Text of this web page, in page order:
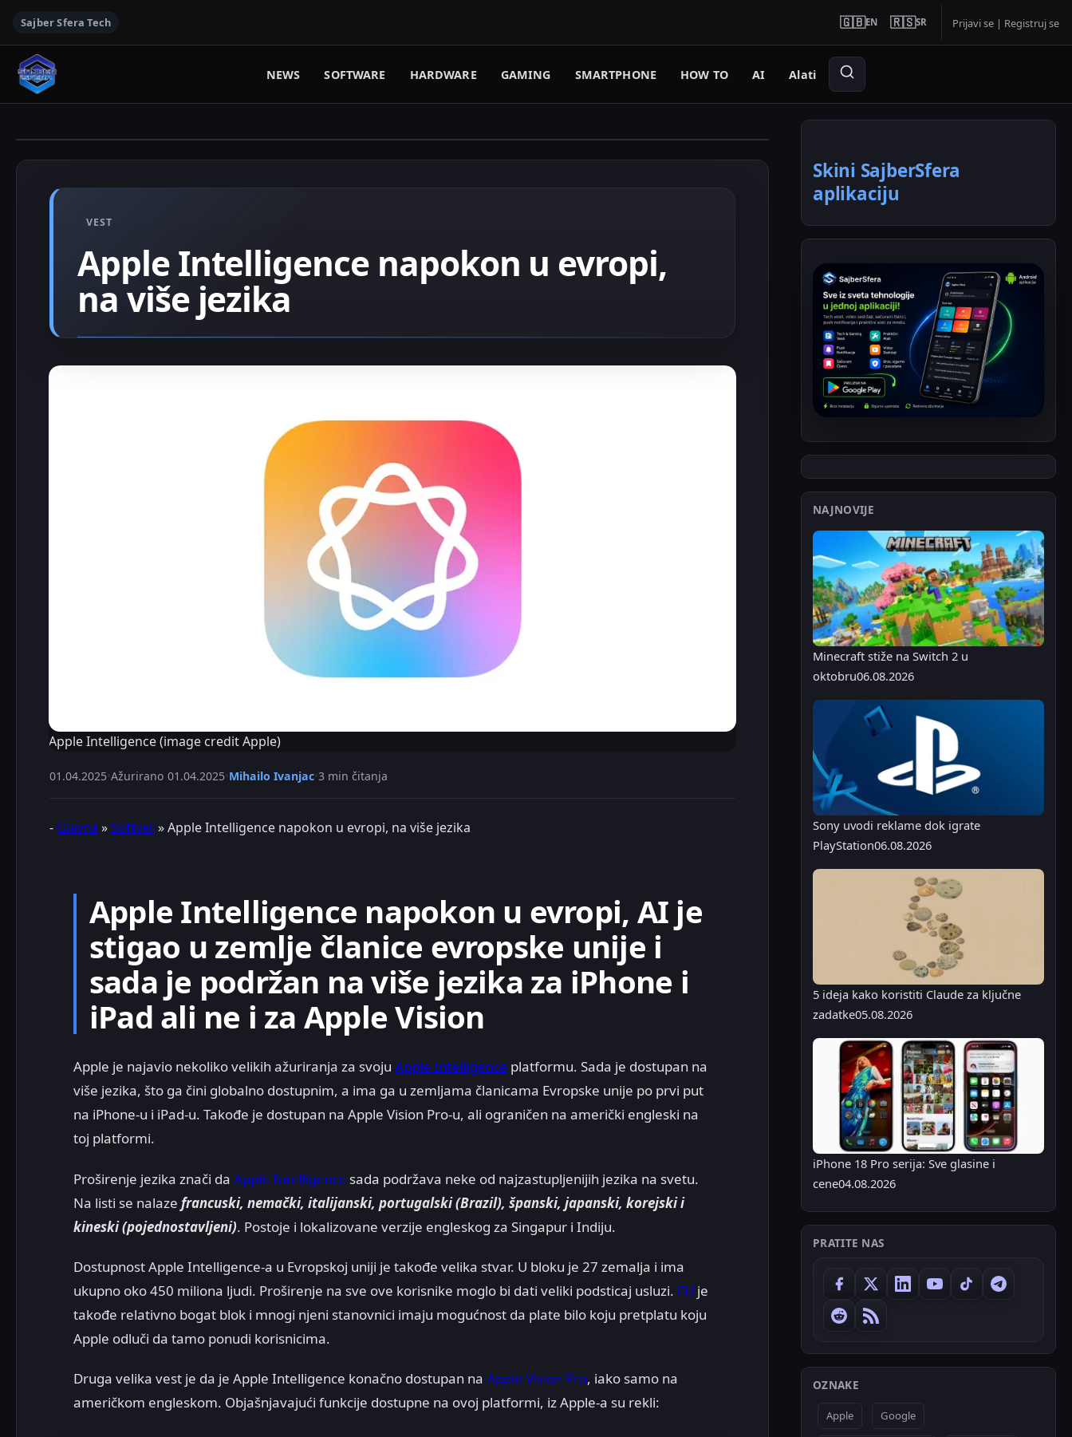
Sajber Sfera Tech 🇬🇧EN 🇷🇸SR Prijavi se | Registruj se
NEWS SOFTWARE HARDWARE GAMING SMARTPHONE HOW TO AI Alati
VEST
Apple Intelligence napokon u evropi,
na više jezika
Apple Intelligence (image credit Apple)
01.04.2025 Ažurirano 01.04.2025 Mihailo Ivanjac 3 min čitanja
- Glavna »Softver»Apple Intelligence napokon u evropi, na više jezika
Apple Intelligence napokon u evropi, AI je
stigao u zemlje članice evropske unije i
sada je podržan na više jezika za iPhone i
iPad ali ne i za Apple Vision
Apple je najavio nekoliko velikih ažuriranja za svoju Apple Intelligence platformu. Sada je dostupan na
više jezika, što ga čini globalno dostupnim, a ima ga u zemljama članicama Evropske unije po prvi put
na iPhone-u i iPad-u. Takođe je dostupan na Apple Vision Pro-u, ali ograničen na američki engleski na
toj platformi.
Proširenje jezika znači da Apple Intelligence sada podržava neke od najzastupljenijih jezika na svetu.
Na listi se nalaze francuski, nemački, italijanski, portugalski (Brazil), španski, japanski, korejski i
kineski (pojednostavljeni). Postoje i lokalizovane verzije engleskog za Singapur i Indiju.
Dostupnost Apple Intelligence-a u Evropskoj uniji je takođe velika stvar. U bloku je 27 zemalja i ima
ukupno oko 450 miliona ljudi. Proširenje na sve ove korisnike moglo bi dati veliki podsticaj usluzi. EU je
takođe relativno bogat blok i mnogi njeni stanovnici imaju mogućnost da plate bilo koju pretplatu koju
Apple odluči da tamo ponudi korisnicima.
Druga velika vest je da je Apple Intelligence konačno dostupan na Apple Vision Pro, iako samo na
američkom engleskom. Objašnjavajući funkcije dostupne na ovoj platformi, iz Apple-a su rekli:
Skini SajberSfera
aplikaciju
NAJNOVIJE
Minecraft stiže na Switch 2 u
oktobru06.08.2026
Sony uvodi reklame dok igrate
PlayStation06.08.2026
5 ideja kako koristiti Claude za ključne
zadatke05.08.2026
iPhone 18 Pro serija: Sve glasine i
cene04.08.2026
PRATITE NAS
OZNAKE
Apple Google